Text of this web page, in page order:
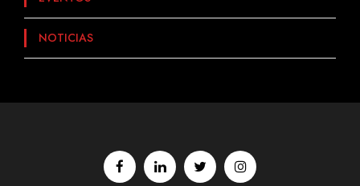
NOTICIAS